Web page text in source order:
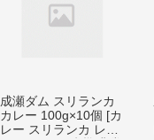
成瀬ダム スリランカ
カレー 100g×10個 [カ
レー スリランカ レト